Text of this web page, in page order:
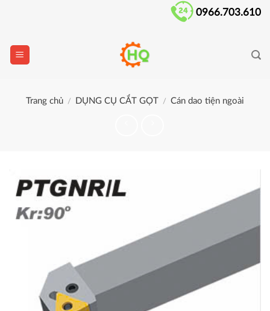
0966.703.610
Trang chủ / DỤNG CỤ CẮT GỌT / Cán dao tiện ngoài